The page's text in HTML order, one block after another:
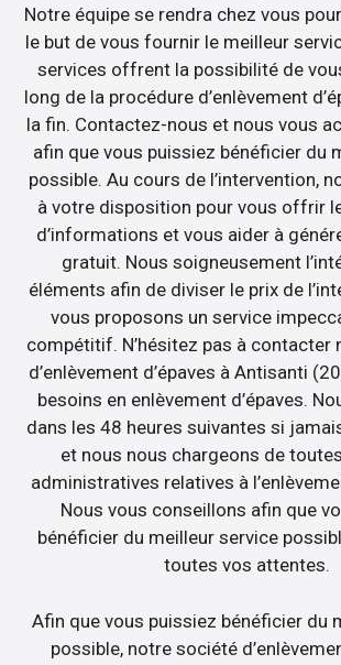
Notre équipe se rendra chez vous
le but de vous fournir le meilleur
services offrent la possibilité de
long de la procédure d’enlèvement
la fin. Contactez-nous et nous vous
afin que vous puissiez bénéficier du
possible. Au cours de l’intervention,
à votre disposition pour vous offrir
d’informations et vous aider à
gratuit. Nous soigneusement
éléments afin de diviser le prix de
vous proposons un service
compétitif. N’hésitez pas à contacter
d’enlèvement d’épaves à Antisanti
besoins en enlèvement d’épaves.
dans les 48 heures suivantes si
et nous nous chargeons de
administratives relatives à
Nous vous conseillons afin que
bénéficier du meilleur service
toutes vos attentes.
Afin que vous puissiez bénéficier du
possible, notre société